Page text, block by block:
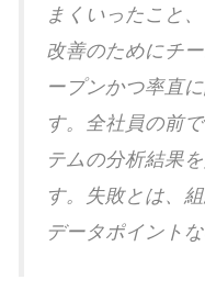
まくいったこと
改善のためにチ
ープンかつ率直
す。全社員の前
テムの分析結果
す。失敗とは、
データポイントな